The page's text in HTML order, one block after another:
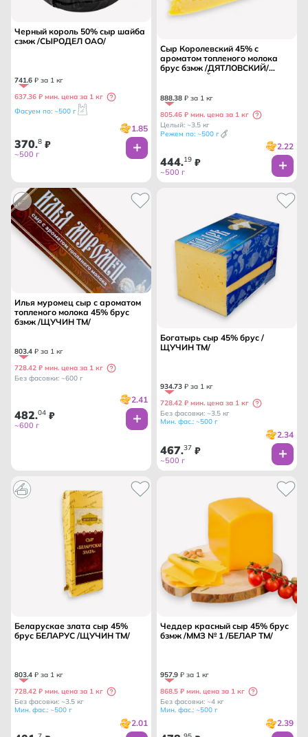
Черный король 50% сыр шайба
сзмж /СЫРОДЕЛ ОАО/
741.6 ₽ за 1 кг
637.36 ₽ мин. цена за 1 кг
Фасуем по: ~500 г
1.85
370.8 ₽
~500 г
Сыр Королевский 45% с
ароматом топленого молока
брус бзмж /ДЯТЛОВСКИЙ/
МОЛОЧНЫЙ МИР/ БЕЛАРУСЬ
888.38 ₽ за 1 кг
805.46 ₽ мин. цена за 1 кг
Целый: ~3.5 кг
Режем по: ~500 г
2.22
444.19 ₽
~500 г
Илья муромец сыр с ароматом
топленого молока 45% брус
бзмж /ЩУЧИН ТМ/
803.4 ₽ за 1 кг
728.42 ₽ мин. цена за 1 кг
Без фасовки: ~600 г
2.41
482.04 ₽
~600 г
Богатырь сыр 45% брус /
ЩУЧИН ТМ/
934.73 ₽ за 1 кг
728.42 ₽ мин. цена за 1 кг
Без фасовки: ~3.5 кг
Мин. фас.: ~500 г
2.34
467.37 ₽
~500 г
Беларускае злата сыр 45%
брус БЕЛАРУС /ЩУЧИН ТМ/
803.4 ₽ за 1 кг
728.42 ₽ мин. цена за 1 кг
Без фасовки: ~3.5 кг
Мин. фас.: ~500 г
2.01
Чеддер красный сыр 45% брус
бзмж /ММЗ № 1 /БЕЛАР ТМ/
957.9 ₽ за 1 кг
868.5 ₽ мин. цена за 1 кг
Без фасовки: ~4 кг
Мин. фас.: ~500 г
2.39